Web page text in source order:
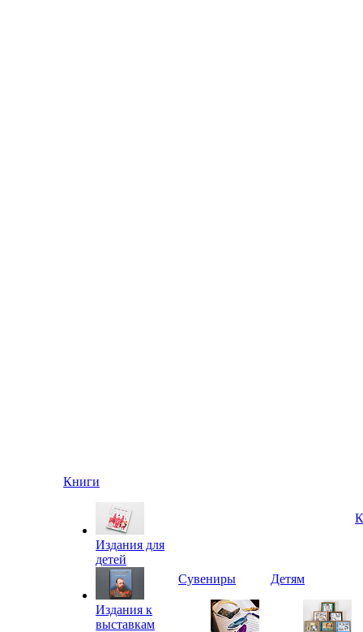
Книги
Издания для
детей
Издания к
выставкам
Сувениры Детям